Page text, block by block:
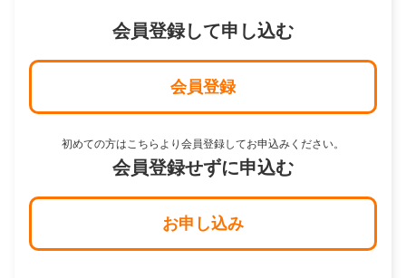
会員登録して申し込む
会員登録
初めての方はこちらより会員登録してお申込みください。
会員登録せずに申込む
お申し込み